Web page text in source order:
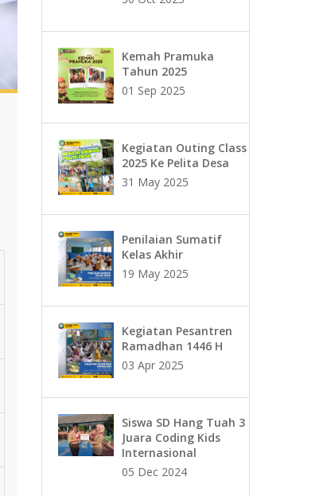
Kemah Pramuka
Tahun 2025
01 Sep 2025
Kegiatan Outing Class
2025 Ke Pelita Desa
31 May 2025
Penilaian Sumatif
Kelas Akhir
19 May 2025
Kegiatan Pesantren
Ramadhan 1446 H
03 Apr 2025
Siswa SD Hang Tuah 3
Juara Coding Kids
Internasional
05 Dec 2024